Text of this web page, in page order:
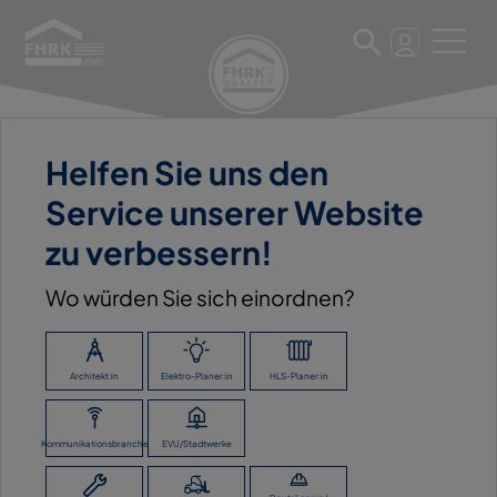
Helfen Sie uns den
Service unserer Website
zu verbessern!
Wo würden Sie sich einordnen?
Architekt:in Elektro-Planer:in HLS-Planer:in
Kommunikationsbranche EVU/Stadtwerke
11. März 2025
COLLIN KG ABEX
ZURÜCK ZUR ÜBERSICHT